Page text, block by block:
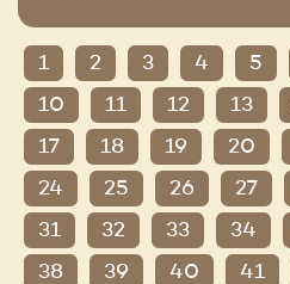
1 2 3 4 5
10
11 12 13
17
18 19 20
24
25 26 27
31
32 33 34
38
39 40 41